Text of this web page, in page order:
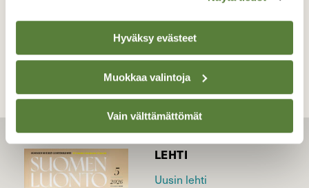
Hyväksy evästeet
Muokkaa valintoja
Vain välttämättömät
TAKAISIN LISTAAN
LEHTI
Uusin lehti